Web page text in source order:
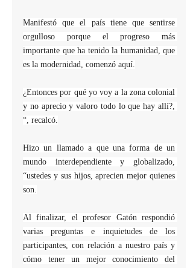
Manifestó que el país tiene que sentirse
orgulloso porque el progreso más
importante que ha tenido la humanidad, que
es la modernidad, comenzó aquí.
¿Entonces por qué yo voy a la zona colonial
y no aprecio y valoro todo lo que hay allí?,
“, recalcó.
Hizo un llamado a que una forma de un
mundo interdependiente y globalizado,
“ustedes y sus hijos, aprecien mejor quienes
son.
Al finalizar, el profesor Gatón respondió
varias preguntas e inquietudes de los
participantes, con relación a nuestro país y
cómo tener un mejor conocimiento del